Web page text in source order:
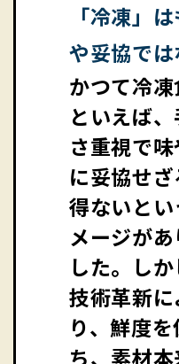
「冷凍」
や妥協で
かつて冷
といえば
さ重視で
に妥協せざ
得ないとい
メージがあ
した。しか
技術革新に
り、鮮度を
ち、素材本